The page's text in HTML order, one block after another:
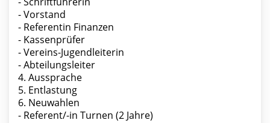
- Vorstand
- Referentin Finanzen
- Kassenprüfer
- Vereins-Jugendleiterin
- Abteilungsleiter
4. Aussprache
5. Entlastung
6. Neuwahlen
- Referent/-in Turnen (2 Jahre)